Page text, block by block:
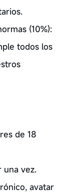
(10%):
todos los
de 18
una vez.
avatar